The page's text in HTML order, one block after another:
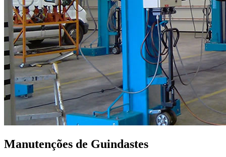
Manutenções de Guindastes